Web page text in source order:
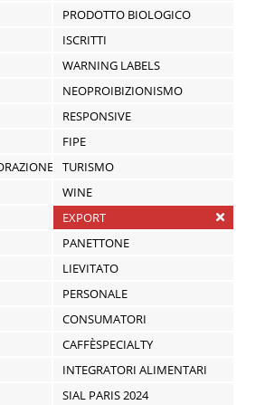
PRODOTTO BIOLOGICO
ISCRITTI
WARNING LABELS
NEOPROIBIZIONISMO
RESPONSIVE
FIPE
TURISMO
WINE
EXPORT
PANETTONE
LIEVITATO
PERSONALE
CONSUMATORI
CAFFÈSPECIALTY
INTEGRATORI ALIMENTARI
SIAL PARIS 2024